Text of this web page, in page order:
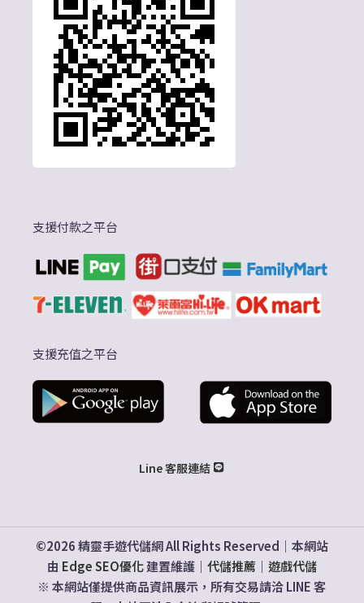
支援付款之平台
支援充值之平台
Line 客服連結
©2026 精靈手遊代儲網 All Rights Reserved｜本網站
由 Edge SEO優化建置維護｜ 代儲推薦｜ 遊戲代儲
※ 本網站僅提供商品資訊展示，所有交易請洽 LINE 客